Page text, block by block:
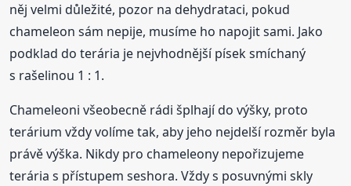
něj velmi důležité, pozor na dehydrataci, pokud
chameleon sám nepije, musíme ho napojit sami. Jako
podklad do terária je nejvhodnější písek smíchaný
s rašelinou 1 : 1.
Chameleoni všeobecně rádi šplhají do výšky, proto
terárium vždy volíme tak, aby jeho nejdelší rozměr byla
právě výška. Nikdy pro chameleony nepořizujeme
terária s přístupem seshora. Vždy s posuvnými skly